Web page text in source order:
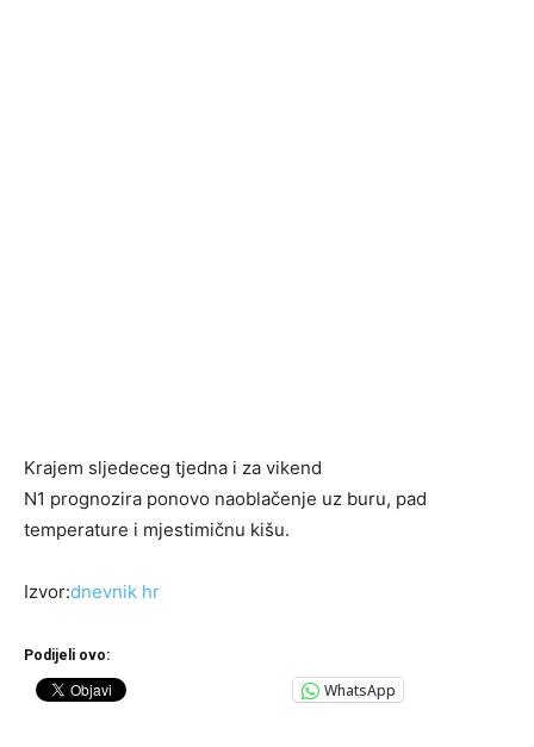
Krajem sljedeceg tjedna i za vikend
N1 prognozira ponovo naoblačenje uz buru, pad
temperature i mjestimičnu kišu.
Izvor:dnevnik hr
Podijeli ovo:
WhatsApp